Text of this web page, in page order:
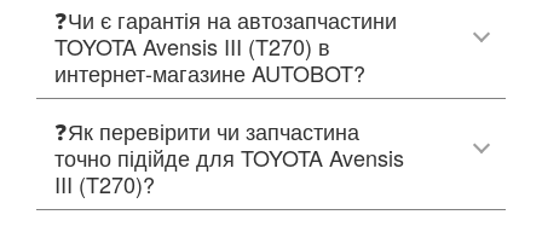
❓Чи є гарантія на автозапчастини
TOYOTA Avensis III (T270) в
интернет-магазине AUTOBOT?
❓Як перевірити чи запчастина
точно підійде для TOYOTA Avensis
III (T270)?